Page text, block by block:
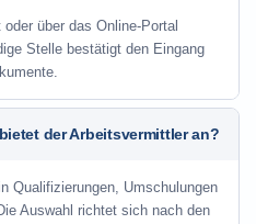
über das Online-Portal
Stelle bestätigt den Eingang
der Arbeitsvermittler an?
Qualifizierungen, Umschulungen
Auswahl richtet sich nach den